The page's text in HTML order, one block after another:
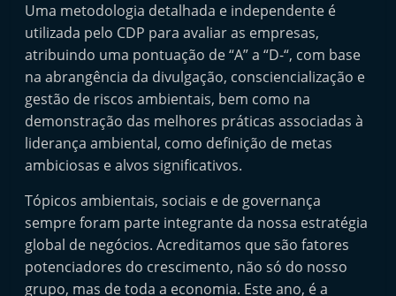
t
e
d
o
A
f
t
e
r
m
a
Uma metodologia detalhada e independente é
utilizada pelo CDP para avaliar as empresas,
atribuindo uma pontuação de “A” a “D-“, com base
na abrangência da divulgação, consciencialização e
gestão de riscos ambientais, bem como na
demonstração das melhores práticas associadas à
liderança ambiental, como definição de metas
ambiciosas e alvos significativos.
Tópicos ambientais, sociais e de governança
sempre foram parte integrante da nossa estratégia
global de negócios. Acreditamos que são fatores
potenciadores do crescimento, não só do nosso
grupo, mas de toda a economia. Este ano, é a